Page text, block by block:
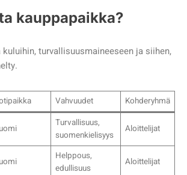
kauppapaikka?
turvallisuusmaineeseen ja siihen,
Vahvuudet Kohderyhmä
Turvallisuus,
suomenkielisyys
Aloittelijat
Helppous,
edullisuus
Aloittelijat